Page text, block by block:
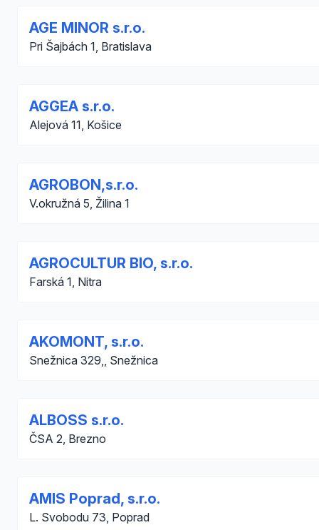
AGE MINOR s.r.o.
Pri Šajbách 1, Bratislava
AGGEA s.r.o.
Alejová 11, Košice
AGROBON,s.r.o.
V.okružná 5, Žilina 1
AGROCULTUR BIO, s.r.o.
Farská 1, Nitra
AKOMONT, s.r.o.
Snežnica 329,, Snežnica
ALBOSS s.r.o.
ČSA 2, Brezno
AMIS Poprad, s.r.o.
L. Svobodu 73, Poprad